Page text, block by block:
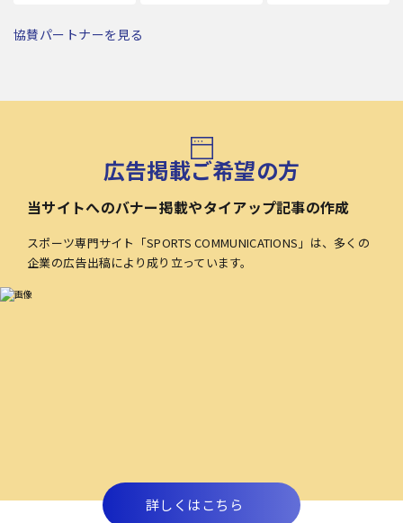
協賛パートナーを見る
広告掲載ご希望の方
当サイトへのバナー掲載やタイアップ記事の作成
スポーツ専門サイト「SPORTS COMMUNICATIONS」は、多くの
企業の広告出稿により成り立っています。
詳しくはこちら